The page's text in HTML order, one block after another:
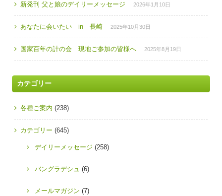
新発刊 父と娘のデイリーメッセージ 2026年1月10日
あなたに会いたい in 長崎 2025年10月30日
国家百年の計の会 現地ご参加の皆様へ 2025年8月19日
カテゴリー
各種ご案内 (238)
カテゴリー (645)
デイリーメッセージ (258)
バングラデシュ (6)
メールマガジン (7)